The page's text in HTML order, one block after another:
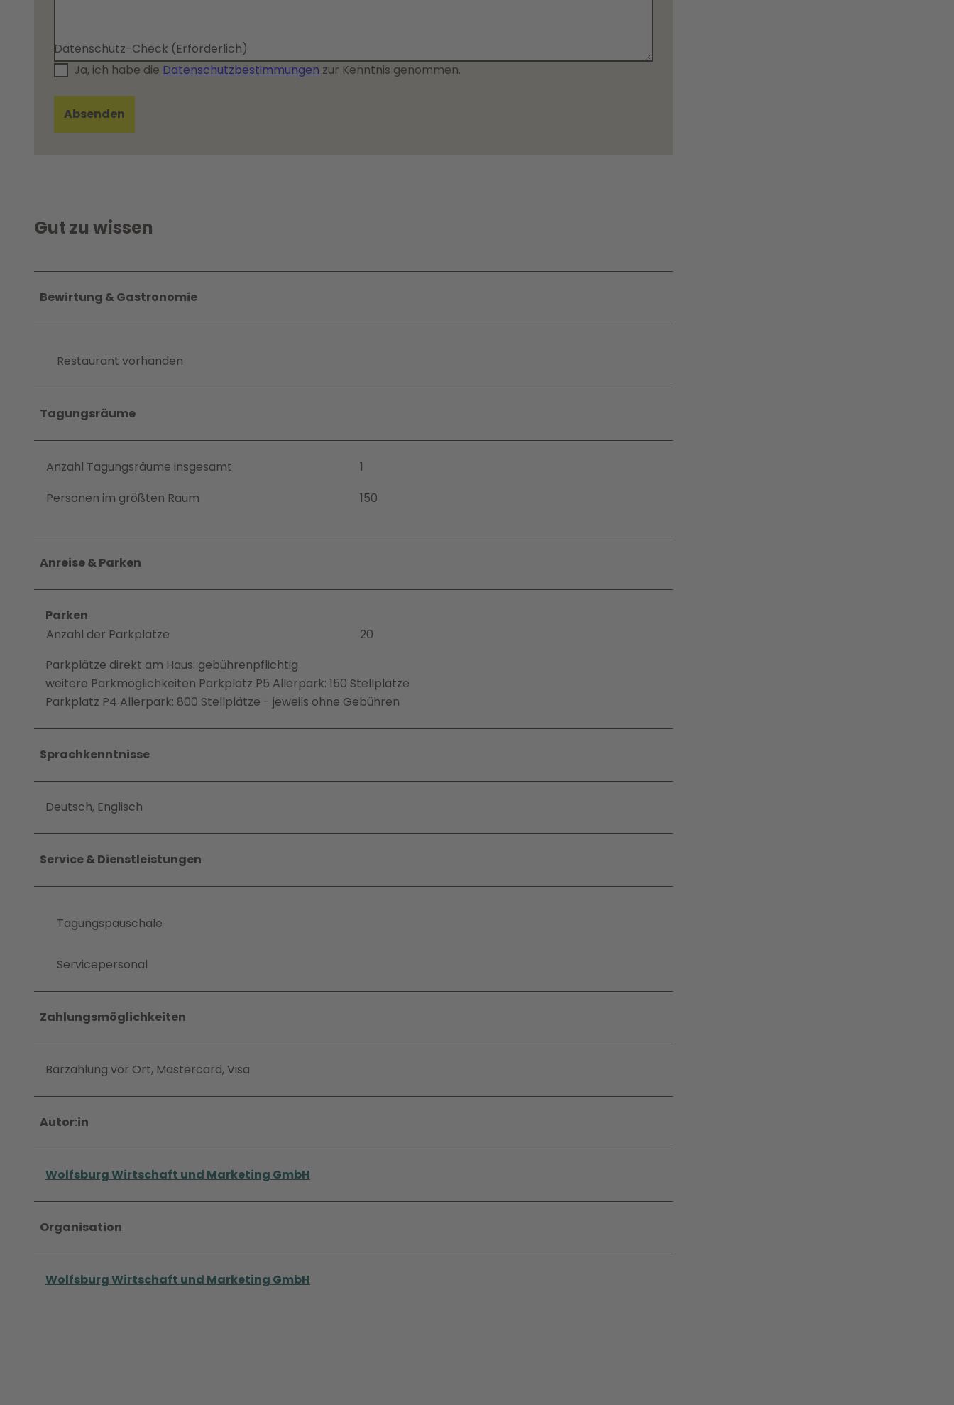
Datenschutz-Check (Erforderlich)
Ja, ich habe die Datenschutzbestimmungen zur Kenntnis genommen.
Absenden
Gut zu wissen
Bewirtung & Gastronomie
Restaurant vorhanden
Tagungsräume
Anzahl Tagungsräume insgesamt
1
Personen im größten Raum
150
Anreise & Parken
Parken
Anzahl der Parkplätze
20
Parkplätze direkt am Haus: gebührenpflichtig
weitere Parkmöglichkeiten Parkplatz P5 Allerpark: 150 Stellplätze
Parkplatz P4 Allerpark: 800 Stellplätze - jeweils ohne Gebühren
Sprachkenntnisse
Deutsch, Englisch
Service & Dienstleistungen
Tagungspauschale
Servicepersonal
Zahlungsmöglichkeiten
Barzahlung vor Ort, Mastercard, Visa
Autor:in
Wolfsburg Wirtschaft und Marketing GmbH
Organisation
Wolfsburg Wirtschaft und Marketing GmbH